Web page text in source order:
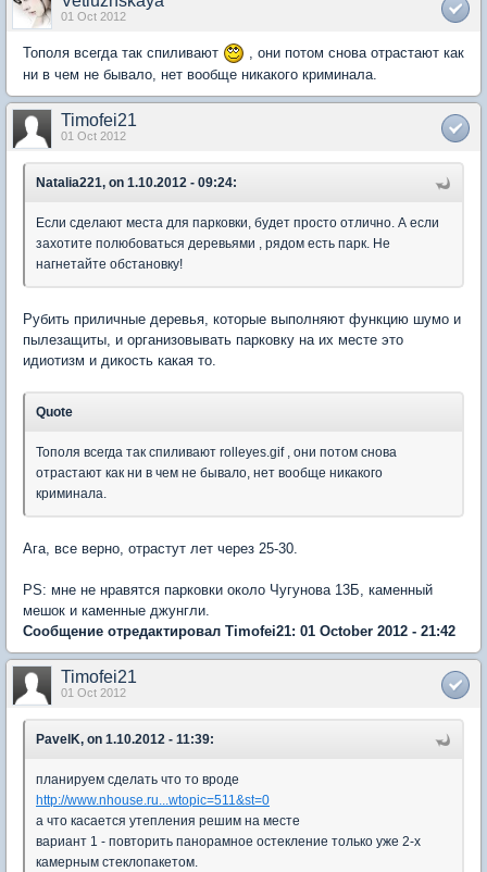
01 Oct 2012
Тополя всегда так спиливают
, они потом снова отрастают как
ни в чем не бывало, нет вообще никакого криминала.
Timofei21
01 Oct 2012
Natalia221, on 1.10.2012 - 09:24:
Если сделают места для парковки, будет просто отлично. А если
захотите полюбоваться деревьями , рядом есть парк. Не
нагнетайте обстановку!
Рубить приличные деревья, которые выполняют функцию шумо и
пылезащиты, и организовывать парковку на их месте это
идиотизм и дикость какая то.
Quote
Тополя всегда так спиливают rolleyes.gif , они потом снова
отрастают как ни в чем не бывало, нет вообще никакого
криминала.
Ага, все верно, отрастут лет через 25-30.
PS: мне не нравятся парковки около Чугунова 13Б, каменный
мешок и каменные джунгли.
Сообщение отредактировал Timofei21: 01 October 2012 - 21:42
Timofei21
01 Oct 2012
PavelK, on 1.10.2012 - 11:39:
планируем сделать что то вроде
http://www.nhouse.ru...wtopic=511&st=0
а что касается утепления решим на месте
вариант 1 - повторить панорамное остекление только уже 2-х
камерным стеклопакетом.